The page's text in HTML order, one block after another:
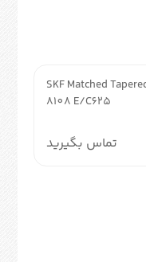
SKF Matched
8108 E/C625
تماس بگیرید